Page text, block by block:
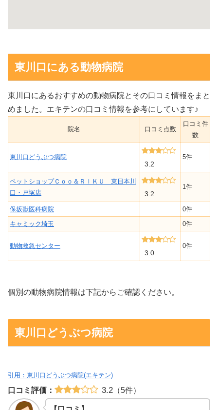
東川口にある動物病院
東川口にあるおすすめの動物病院とその口コミ情報をまと
めました。エキテンの口コミ情報を参考にしています♪
院名 口コミ点数
口コミ件
数
東川口どうぶつ病院
3.2
5件
ペットショップＣｏｏ＆ＲＩＫＵ 東日本川
口・戸塚店
3.2
1件
保坂獣医科病院
0件
キャミック埼玉
0件
動物救急センター
3.0
0件
個別の動物病院情報は下記からご確認ください。
東川口どうぶつ病院
引用：東川口どうぶつ病院(エキテン)
口コミ評価： 3.2（5件）